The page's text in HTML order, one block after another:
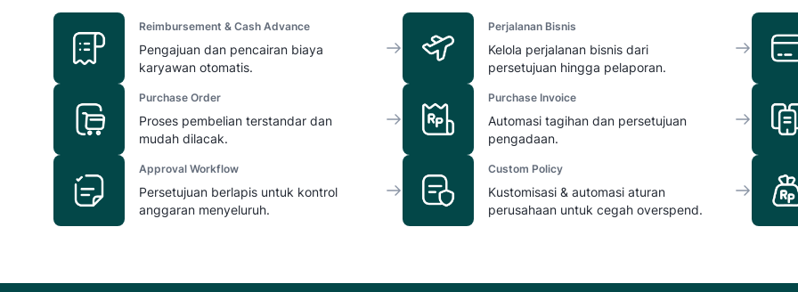
Reimbursement & Cash Advance
Pengajuan dan pencairan biaya
karyawan otomatis.
Perjalanan Bisnis
Kelola perjalanan bisnis dari
persetujuan hingga pelaporan.
Purchase Order
Proses pembelian terstandar dan
mudah dilacak.
Purchase Invoice
Automasi tagihan dan persetujuan
pengadaan.
Approval Workflow
Persetujuan berlapis untuk kontrol
anggaran menyeluruh.
Custom Policy
Kustomisasi & automasi aturan
perusahaan untuk cegah overspend.